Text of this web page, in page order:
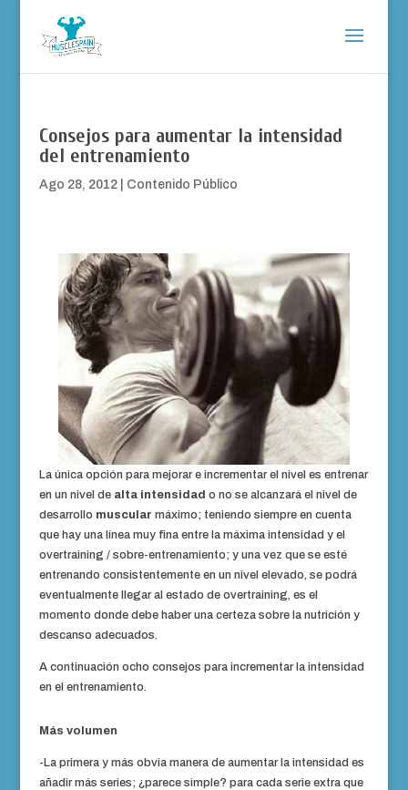
Consejos para aumentar la intensidad
del entrenamiento
Ago 28, 2012| Contenido Público
La única opción para mejorar e incrementar el nivel es entrenar
en un nivel de alta intensidad o no se alcanzará el nivel de
desarrollo muscular máximo; teniendo siempre en cuenta
que hay una línea muy fina entre la máxima intensidad y el
overtraining / sobre-entrenamiento; y una vez que se esté
entrenando consistentemente en un nivel elevado, se podrá
eventualmente llegar al estado de overtraining, es el
momento donde debe haber una certeza sobre la nutrición y
descanso adecuados.
A continuación ocho consejos para incrementar la intensidad
en el entrenamiento.
Más volumen
-La primera y más obvia manera de aumentar la intensidad es
añadir más series; ¿parece simple? para cada serie extra que